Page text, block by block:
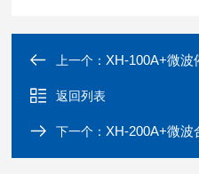
上一个：XH-100A+微波
返回列表
下一个：XH-200A+微波